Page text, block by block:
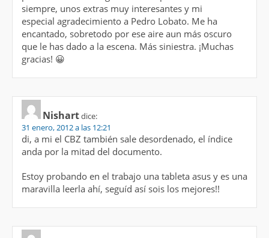
siempre, unos extras muy interesantes y mi
especial agradecimiento a Pedro Lobato. Me ha
encantado, sobretodo por ese aire aun más oscuro
que le has dado a la escena. Más siniestra. ¡Muchas
gracias! 😀
Nishartdice:
31 enero, 2012 a las 12:21
di, a mi el CBZ también sale desordenado, el índice
anda por la mitad del documento.
Estoy probando en el trabajo una tableta asus y es una
maravilla leerla ahí, seguíd así sois los mejores!!